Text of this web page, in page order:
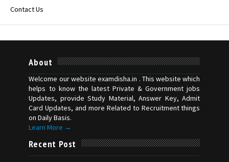
Contact Us
About
Welcome our website examdisha.in . This website which
helps to know the latest Private & Government jobs
Updates, provide Study Material, Answer Key, Admit
Card Updates, and more Related to Recruitment things
on Daily Basis.
Learn More →
Recent Post